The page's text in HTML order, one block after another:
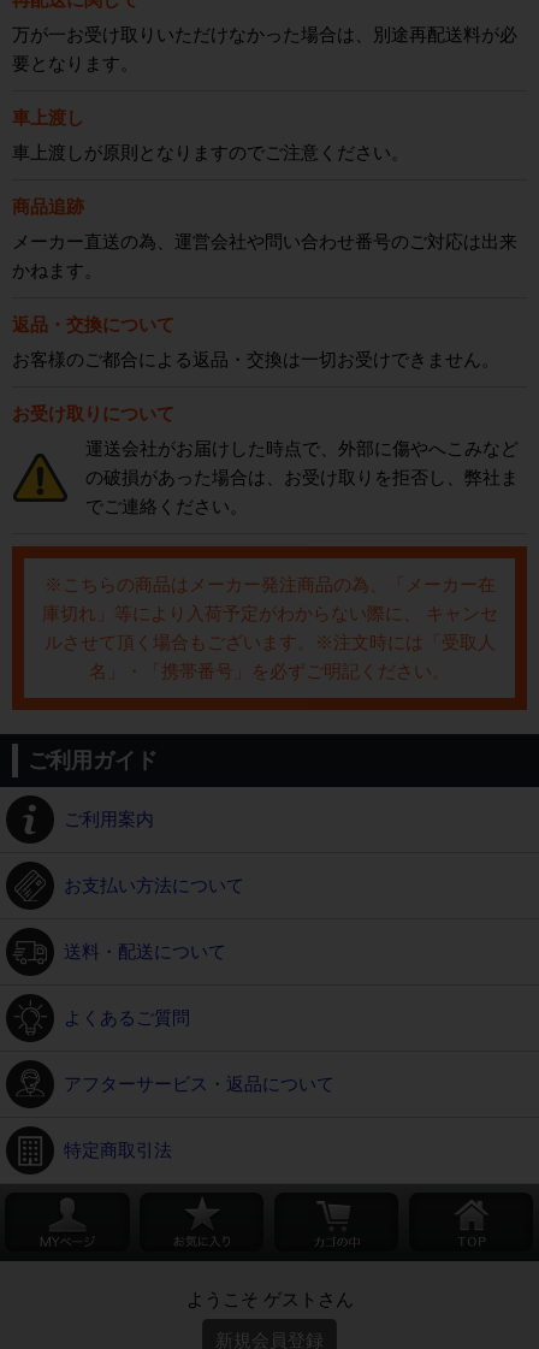
万が一お受け取りいただけなかった場合は、別途再配送料が必
要となります。
車上渡し
車上渡しが原則となりますのでご注意ください。
商品追跡
メーカー直送の為、運営会社や問い合わせ番号のご対応は出来
かねます。
返品・交換について
お客様のご都合による返品・交換は一切お受けできません。
お受け取りについて
運送会社がお届けした時点で、外部に傷やへこみなど
の破損があった場合は、お受け取りを拒否し、弊社ま
でご連絡ください。
※こちらの商品はメーカー発注商品の為、「メーカー在
庫切れ」等により入荷予定がわからない際に、 キャンセ
ルさせて頂く場合もございます。※注文時には「受取人
名」・「携帯番号」を必ずご明記ください。
ご利用ガイド
ご利用案内
お支払い方法について
送料・配送について
よくあるご質問
アフターサービス・返品について
特定商取引法
ようこそ ゲストさん
新規会員登録